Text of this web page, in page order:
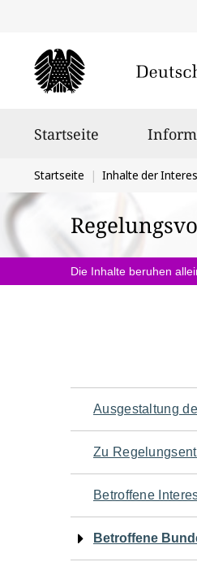
Startseite
Sie
befinden
sich
hier:
Startseite Inhalte der
Die Inhalte beruhen
für
den
Ausgestaltung
Zu
Betroffene
Betroffene